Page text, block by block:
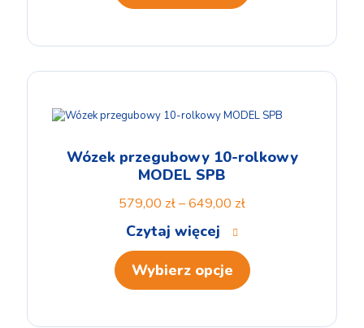
Wózek przegubowy 10-rolkowy
MODEL SPB
579,00 zł–649,00 zł
Czytaj więcej
Wybierz opcje